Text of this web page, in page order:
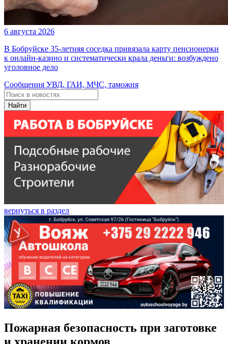
6 августа 2026
В Бобруйске 35-летняя соседка привязала карту пенсионерки
к онлайн-казино и систематически крала деньги: возбуждено
уголовное дело
Сообщения УВД, ГАИ, МЧС, таможня
Найти
вернуться в раздел
Пожарная безопасность при заготовке